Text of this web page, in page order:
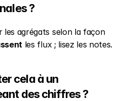
?
les agrégats selon la façon
les flux ; lisez les notes.
cela à un
des chiffres ?